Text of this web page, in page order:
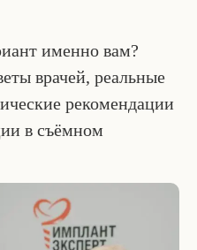
именно вам?
врачей, реальные
рекомендации
в съёмном